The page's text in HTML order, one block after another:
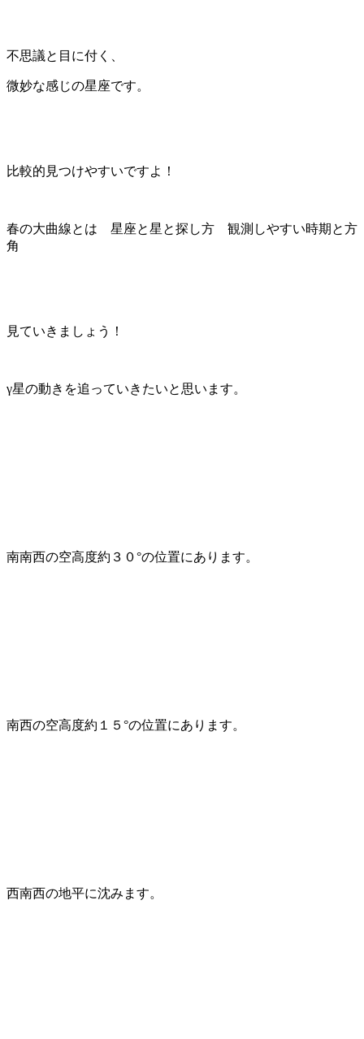
不思議と目に付く、
微妙な感じの星座です。
比較的見つけやすいですよ！
春の大曲線とは 星座と星と探し方 観測しやすい時期と方
角
見ていきましょう！
γ星の動きを追っていきたいと思います。
南南西の空高度約３０°の位置にあります。
南西の空高度約１５°の位置にあります。
西南西の地平に沈みます。